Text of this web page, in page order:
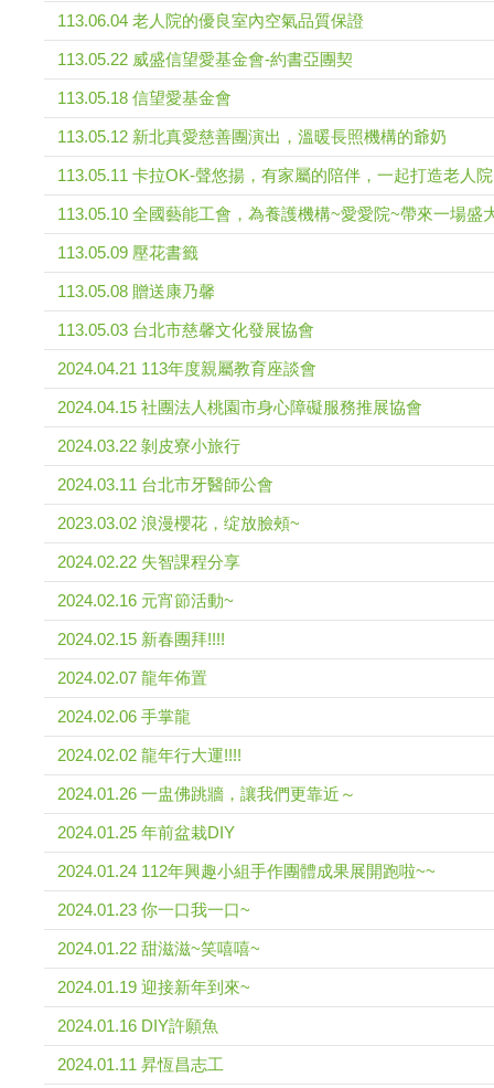
113.06.04 老人院的優良室內空氣品質保證
113.05.22 威盛信望愛基金會-約書亞團契
113.05.18 信望愛基金會
113.05.12 新北真愛慈善團演出，溫暖長照機構的爺奶
113.05.11 卡拉OK-聲悠揚，有家屬的陪伴，一起打造老人
113.05.10 全國藝能工會，為養護機構~愛愛院~帶來一場盛
113.05.09 壓花書籤
113.05.08 贈送康乃馨
113.05.03 台北市慈馨文化發展協會
2024.04.21 113年度親屬教育座談會
2024.04.15 社團法人桃園市身心障礙服務推展協會
2024.03.22 剝皮寮小旅行
2024.03.11 台北市牙醫師公會
2023.03.02 浪漫櫻花，绽放臉頰~
2024.02.22 失智課程分享
2024.02.16 元宵節活動~
2024.02.15 新春團拜!!!!
2024.02.07 龍年佈置
2024.02.06 手掌龍
2024.02.02 龍年行大運!!!!
2024.01.26 一盅佛跳牆，讓我們更靠近～
2024.01.25 年前盆栽DIY
2024.01.24 112年興趣小組手作團體成果展開跑啦~~
2024.01.23 你一口我一口~
2024.01.22 甜滋滋~笑嘻嘻~
2024.01.19 迎接新年到來~
2024.01.16 DIY許願魚
2024.01.11 昇恆昌志工